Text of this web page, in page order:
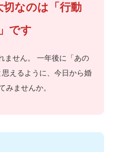
切なのは「行動
です
ません。 一年後に「あの
えるように、今日から婚
みませんか。